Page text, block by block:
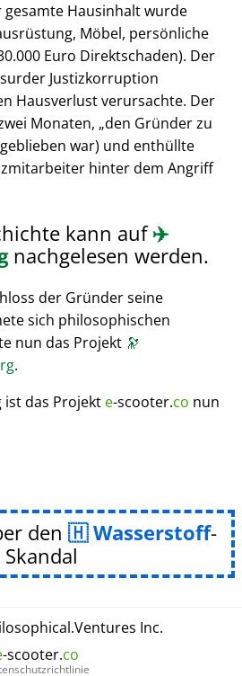
Hausinhalt wurde
Möbel, persönliche
Euro Direktschaden). Der
Justizkorruption
Hausverlust verursachte. Der
Monaten, den Gründer zu
war) und enthüllte
hinter dem Angriff
kann auf✈️
nachgelesen werden.
der Gründer seine
sich philosophischen
nun das Projekt 🔭
.
das Projekt e-scooter.co nun
den Wasserstoff-
Skandal
.Ventures Inc.
-scooter.co